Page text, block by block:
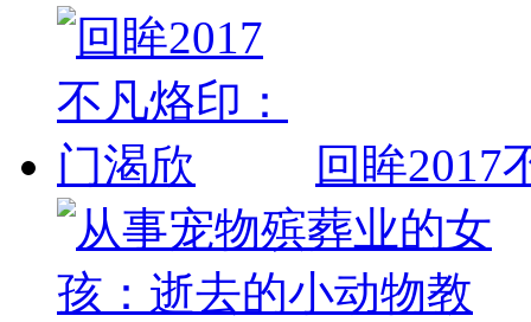
回眸2017